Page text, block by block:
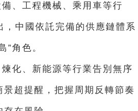
、工程機械、乘用車等行
中國依託完備的供應鏈體系
”角色。
化、新能源等行業告別無序
超提醒，把握周期反轉節奏